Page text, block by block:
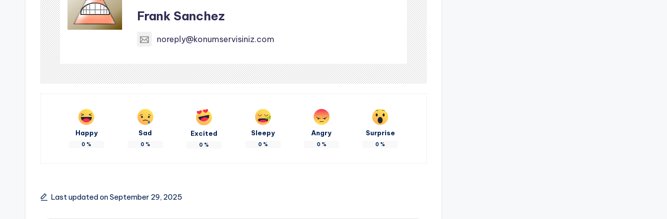
Frank Sanchez
noreply@konumservisiniz.com
Happy
0 %
Sad
0 %
Excited
0 %
Sleepy
0 %
Angry
0 %
Surprise
0 %
Last updated on September 29, 2025